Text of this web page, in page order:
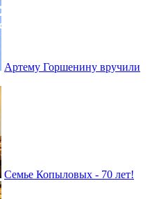
Артему Горшенину вручили
Семье Копыловых - 70 лет!